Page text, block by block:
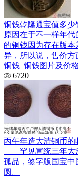
铜钱乾隆通宝值多少
原因在于不一样年
的铜钱因为存在版
异，所以说，售价方
铜钱_铜钱图片及价格
6720
丙午年造大清铜币的
罕见宣统三年大清
孤品，签字版国宝中
圆。